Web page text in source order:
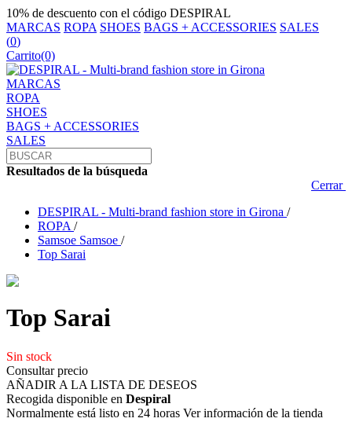
10% de descuento con el código DESPIRAL
MARCAS ROPA SHOES BAGS + ACCESSORIES SALES
(0)
Carrito(0)
MARCAS
ROPA
SHOES
BAGS + ACCESSORIES
SALES
Resultados de la búsqueda
Cerrar
DESPIRAL - Multi-brand fashion store in Girona /
ROPA /
Samsoe Samsoe /
Top Sarai
Top Sarai
Sin stock
Consultar precio
AÑADIR A LA LISTA DE DESEOS
Recogida disponible en Despiral
Normalmente está listo en 24 horas Ver información de la tienda